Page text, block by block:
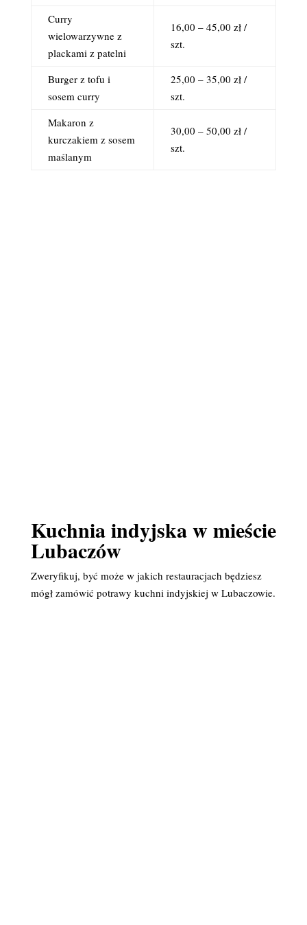
Curry
wielowarzywne z
plackami z patelni
16,00 – 45,00 zł /
szt.
Burger z tofu i
sosem curry
25,00 – 35,00 zł /
szt.
Makaron z
kurczakiem z sosem
maślanym
30,00 – 50,00 zł /
szt.
Kuchnia indyjska w mieście
Lubaczów
Zweryfikuj, być może w jakich restauracjach będziesz
mógł zamówić potrawy kuchni indyjskiej w Lubaczowie.